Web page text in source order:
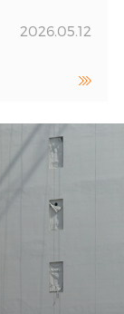
2026.05.12